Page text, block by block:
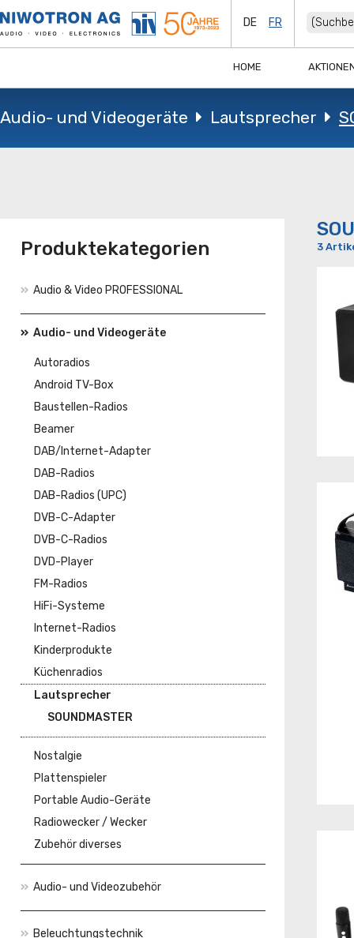
DE FR
HOME
Audio- und Videogeräte Lautsprecher
Produktekategorien
Audio & Video PROFESSIONAL
Audio- und Videogeräte
Autoradios
Android TV-Box
Baustellen-Radios
Beamer
DAB/Internet-Adapter
DAB-Radios
DAB-Radios (UPC)
DVB-C-Adapter
DVB-C-Radios
DVD-Player
FM-Radios
HiFi-Systeme
Internet-Radios
Kinderprodukte
Küchenradios
Lautsprecher
SOUNDMASTER
Nostalgie
Plattenspieler
Portable Audio-Geräte
Radiowecker / Wecker
Zubehör diverses
Audio- und Videozubehör
Beleuchtungstechnik
3